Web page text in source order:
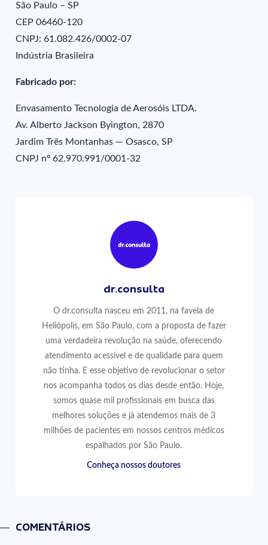
São Paulo – SP
CEP 06460-120
CNPJ: 61.082.426/0002-07
Indústria Brasileira
Fabricado por:
Envasamento Tecnologia de Aerosóis LTDA.
Av. Alberto Jackson Byington, 2870
Jardim Três Montanhas — Osasco, SP
CNPJ nº 62.970.991/0001-32
dr.consulta
O dr.consulta nasceu em 2011, na favela de
Heliópolis, em São Paulo, com a proposta de fazer
uma verdadeira revolução na saúde, oferecendo
atendimento acessível e de qualidade para quem
não tinha. E esse objetivo de revolucionar o setor
nos acompanha todos os dias desde então. Hoje,
somos quase mil profissionais em busca das
melhores soluções e já atendemos mais de 3
milhões de pacientes em nossos centros médicos
espalhados por São Paulo.
Conheça nossos doutores
COMENTÁRIOS